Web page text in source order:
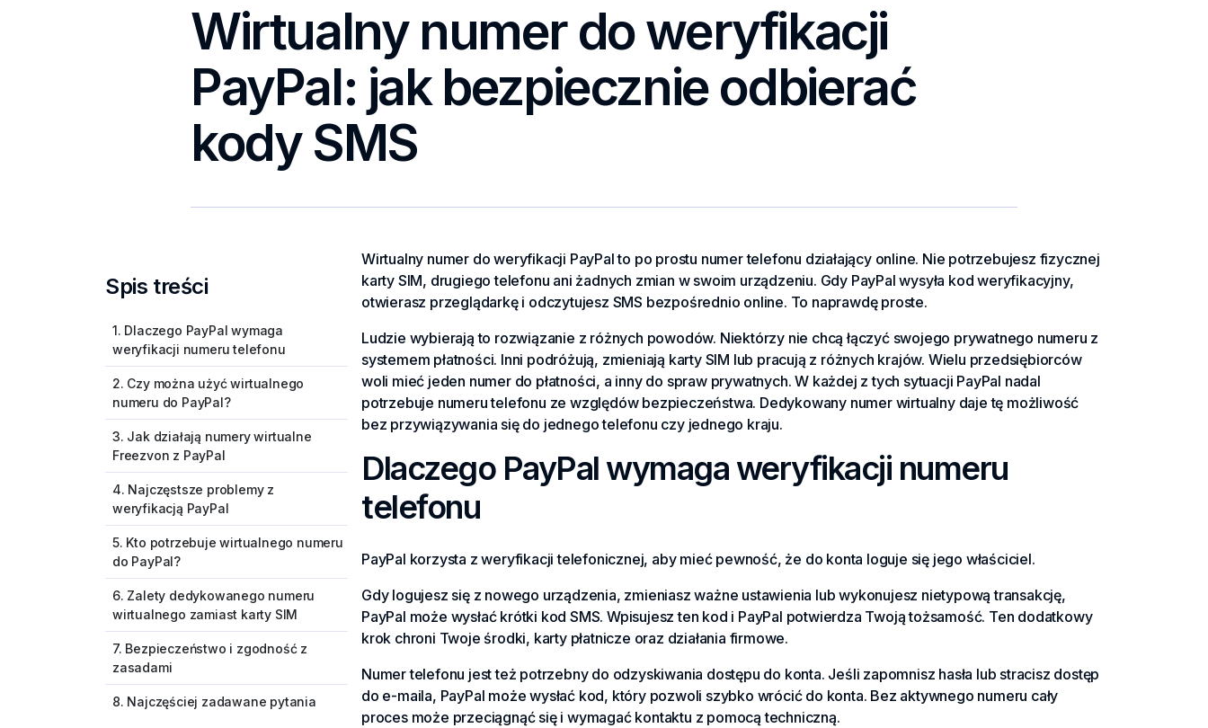
Wirtualny numer do weryfikacji
PayPal: jak bezpiecznie odbierać
kody SMS
Spis treści
1. Dlaczego PayPal wymaga
weryfikacji numeru telefonu
2. Czy można użyć wirtualnego
numeru do PayPal?
3. Jak działają numery wirtualne
Freezvon z PayPal
4. Najczęstsze problemy z
weryfikacją PayPal
5. Kto potrzebuje wirtualnego numeru
do PayPal?
6. Zalety dedykowanego numeru
wirtualnego zamiast karty SIM
7. Bezpieczeństwo i zgodność z
zasadami
8. Najczęściej zadawane pytania
Wirtualny numer do weryfikacji PayPal to po prostu numer telefonu działający online. Nie potrzebujesz fizycznej
karty SIM, drugiego telefonu ani żadnych zmian w swoim urządzeniu. Gdy PayPal wysyła kod weryfikacyjny,
otwierasz przeglądarkę i odczytujesz SMS bezpośrednio online. To naprawdę proste.
Ludzie wybierają to rozwiązanie z różnych powodów. Niektórzy nie chcą łączyć swojego prywatnego numeru z
systemem płatności. Inni podróżują, zmieniają karty SIM lub pracują z różnych krajów. Wielu przedsiębiorców
woli mieć jeden numer do płatności, a inny do spraw prywatnych. W każdej z tych sytuacji PayPal nadal
potrzebuje numeru telefonu ze względów bezpieczeństwa. Dedykowany numer wirtualny daje tę możliwość
bez przywiązywania się do jednego telefonu czy jednego kraju.
Dlaczego PayPal wymaga weryfikacji numeru
telefonu
PayPal korzysta z weryfikacji telefonicznej, aby mieć pewność, że do konta loguje się jego właściciel.
Gdy logujesz się z nowego urządzenia, zmieniasz ważne ustawienia lub wykonujesz nietypową transakcję,
PayPal może wysłać krótki kod SMS. Wpisujesz ten kod i PayPal potwierdza Twoją tożsamość. Ten dodatkowy
krok chroni Twoje środki, karty płatnicze oraz działania firmowe.
Numer telefonu jest też potrzebny do odzyskiwania dostępu do konta. Jeśli zapomnisz hasła lub stracisz dostęp
do e-maila, PayPal może wysłać kod, który pozwoli szybko wrócić do konta. Bez aktywnego numeru cały
proces może przeciągnąć się i wymagać kontaktu z pomocą techniczną.